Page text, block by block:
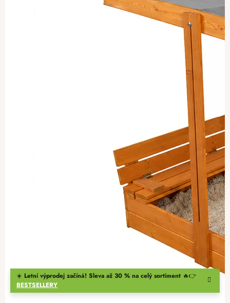
☀️ Letní výprodej začíná! Sleva až 30 % na celý sortiment 🔥👉
BESTSELLERY